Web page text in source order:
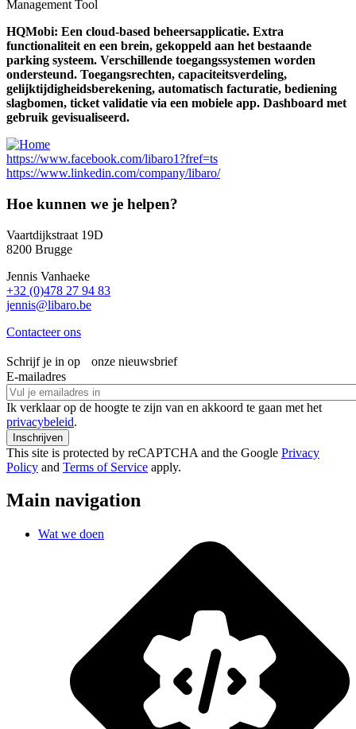
Management Tool
HQMobi: Een cloud-based beheersapplicatie. Extra
functionaliteit en een brein, gekoppeld aan het bestaande
parking systeem. Verschillende toegangssystemen worden
ondersteund. Toegangsrechten, capaciteitsverdeling,
gelijktijdigheidsberekening, automatisch facturatie, bediening
slagbomen, ticket validatie via een mobiele app. Dashboard met
gebruik gevisualiseerd.
https://www.facebook.com/libaro1?fref=ts
https://www.linkedin.com/company/libaro/
Hoe kunnen we je helpen?
Vaartdijkstraat 19D
8200 Brugge
Jennis Vanhaeke
+32 (0)478 27 94 83
jennis@libaro.be
Contacteer ons
Schrijf je in op onze nieuwsbrief
E-mailadres
Ik verklaar op de hoogte te zijn van en akkoord te gaan met het
privacybeleid.
This site is protected by reCAPTCHA and the Google Privacy
Policy and Terms of Service apply.
Main navigation
Wat we doen